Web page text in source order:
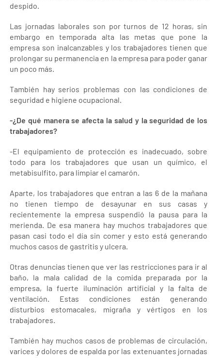
despido.
Las jornadas laborales son por turnos de 12 horas, sin
embargo en temporada alta las metas que pone la
empresa son inalcanzables y los trabajadores tienen que
prolongar su permanencia en la empresa para poder ganar
un poco más.
También hay serios problemas con las condiciones de
seguridad e higiene ocupacional.
-¿De qué manera se afecta la salud y la seguridad de los
trabajadores?
-El equipamiento de protección es inadecuado, sobre
todo para los trabajadores que usan un químico, el
metabisulfito, para limpiar el camarón.
Aparte, los trabajadores que entran a las 6 de la mañana
no tienen tiempo de desayunar en sus casas y
recientemente la empresa suspendió la pausa para la
merienda. De esa manera hay muchos trabajadores que
pasan casi todo el día sin comer y esto está generando
muchos casos de gastritis y ulcera.
Otras denuncias tienen que ver las restricciones para ir al
baño, la mala calidad de la comida preparada por la
empresa, la fuerte iluminación artificial y la falta de
ventilación. Estas condiciones están generando
disturbios estomacales, migraña y vértigos en los
trabajadores.
También hay muchos casos de problemas de circulación,
varices y dolores de espalda por las extenuantes jornadas